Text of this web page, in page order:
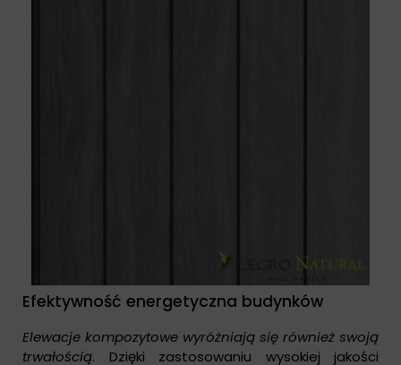
Efektywność energetyczna budynków
Elewacje kompozytowe wyróżniają się również swoją
trwałością. Dzięki zastosowaniu wysokiej jakości